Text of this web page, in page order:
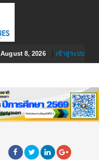
August 8, 2026| เข้าสู่ระบบ